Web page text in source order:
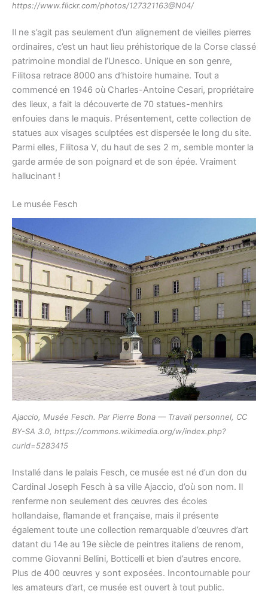
https://www.flickr.com/photos/127321163@N04/
Il ne s’agit pas seulement d’un alignement de vieilles pierres
ordinaires, c’est un haut lieu préhistorique de la Corse classé
patrimoine mondial de l’Unesco. Unique en son genre,
Filitosa retrace 8000 ans d’histoire humaine. Tout a
commencé en 1946 où Charles-Antoine Cesari, propriétaire
des lieux, a fait la découverte de 70 statues-menhirs
enfouies dans le maquis. Présentement, cette collection de
statues aux visages sculptées est dispersée le long du site.
Parmi elles, Filitosa V, du haut de ses 2 m, semble monter la
garde armée de son poignard et de son épée. Vraiment
hallucinant !
Le musée Fesch
Ajaccio, Musée Fesch. Par Pierre Bona — Travail personnel, CC
BY-SA 3.0, https://commons.wikimedia.org/w/index.php?
curid=5283415
Installé dans le palais Fesch, ce musée est né d’un don du
Cardinal Joseph Fesch à sa ville Ajaccio, d’où son nom. Il
renferme non seulement des œuvres des écoles
hollandaise, flamande et française, mais il présente
également toute une collection remarquable d’œuvres d’art
datant du 14e au 19e siècle de peintres italiens de renom,
comme Giovanni Bellini, Botticelli et bien d’autres encore.
Plus de 400 œuvres y sont exposées. Incontournable pour
les amateurs d’art, ce musée est ouvert à tout public.